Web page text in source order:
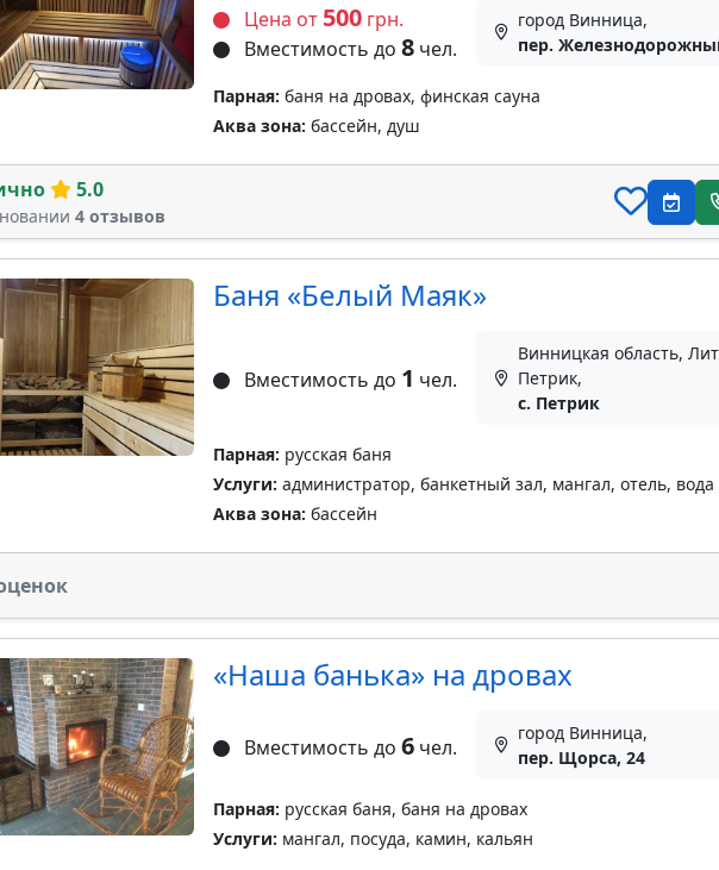
Цена от 500грн.
Вместимость до 8чел.
город Винница,
пер.
Парная: баня на дровах, финская сауна
Аква зона: бассейн, душ
5.0
4 отзывов
Баня «Белый Маяк»
Вместимость до 1 чел.
Винницкая область,
Петрик,
с. Петрик
Парная: русская баня
Услуги: администратор, банкетный зал, мангал, отель, вода
Аква зона: бассейн
«Наша банька» на дровах
Вместимость до 6чел.
город Винница,
пер. Щорса, 24
Парная: русская баня, баня на дровах
Услуги: мангал, посуда, камин, кальян